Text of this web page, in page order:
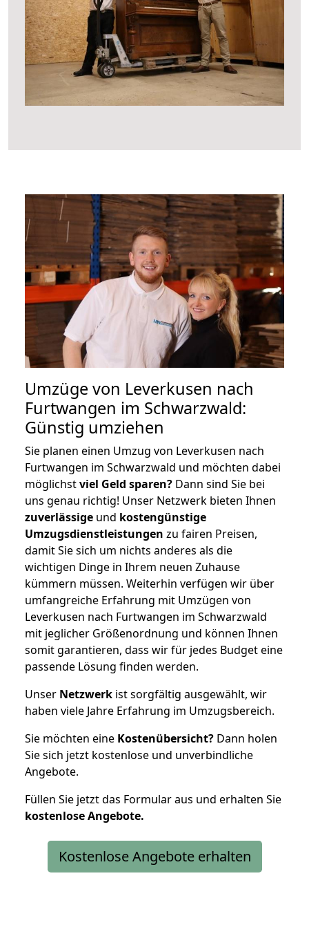
Umzüge von Leverkusen nach
Furtwangen im Schwarzwald:
Günstig umziehen
Sie planen einen Umzug von Leverkusen nach
Furtwangen im Schwarzwald und möchten dabei
möglichstviel Geld sparen? Dann sind Sie bei
uns genau richtig! Unser Netzwerk bieten Ihnen
zuverlässige und kostengünstige
Umzugsdienstleistungen zu fairen Preisen,
damit Sie sich um nichts anderes als die
wichtigen Dinge in Ihrem neuen Zuhause
kümmern müssen. Weiterhin verfügen wir über
umfangreiche Erfahrung mit Umzügen von
Leverkusen nach Furtwangen im Schwarzwald
mit jeglicher Größenordnung und können Ihnen
somit garantieren, dass wir für jedes Budget eine
passende Lösung finden werden.
Unser Netzwerk ist sorgfältig ausgewählt, wir
haben viele Jahre Erfahrung im Umzugsbereich.
Sie möchten eine Kostenübersicht? Dann holen
Sie sich jetzt kostenlose und unverbindliche
Angebote.
Füllen Sie jetzt das Formular aus und erhalten Sie
kostenloseAngebote.
Kostenlose Angebote erhalten